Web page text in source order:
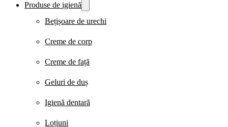
Produse de igienă
Bețișoare de urechi
Creme de corp
Creme de față
Geluri de duș
Igienă dentară
Loțiuni